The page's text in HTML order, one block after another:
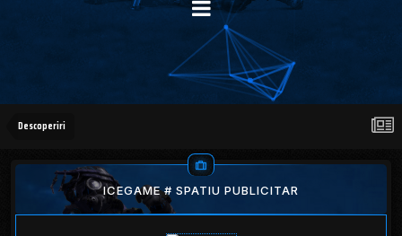
Descoperiri
ICEGAME # SPATIU PUBLICITAR